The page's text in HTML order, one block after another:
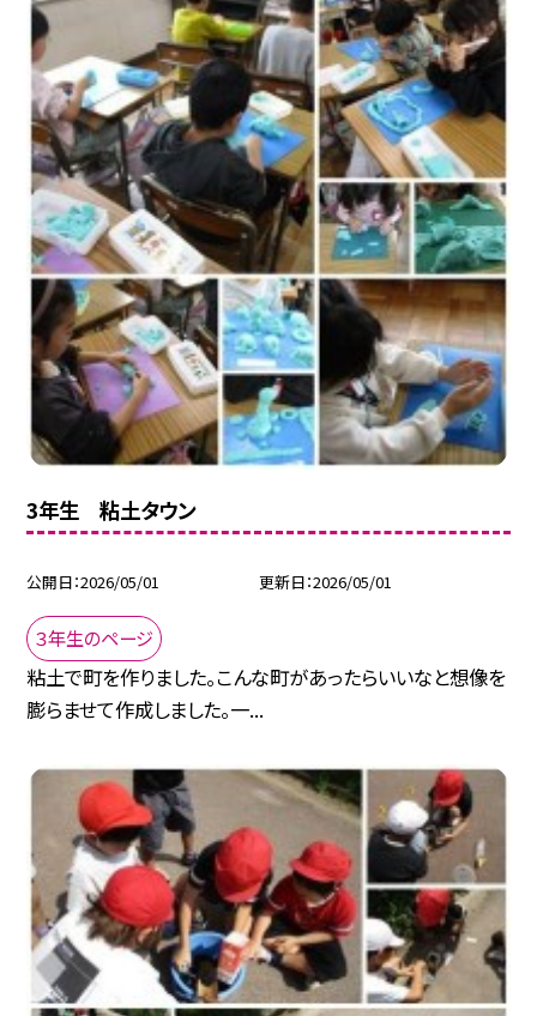
3年生 粘土タウン
公開日 2026/05/01 更新日 2026/05/01
３年生のページ
粘土で町を作りました。こんな町があったらいいなと想像を
膨らませて作成しました。一...